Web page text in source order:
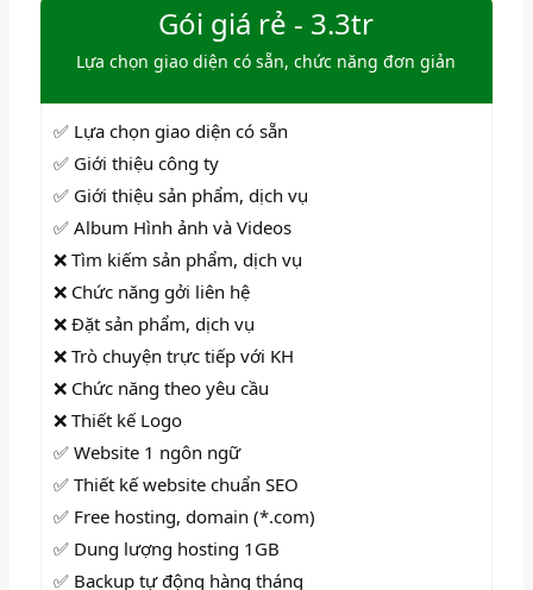
Gói giá rẻ - 3.3tr
Lựa chọn giao diện có sẵn, chức năng đơn giản
✅ Lựa chọn giao diện có sẵn
✅ Giới thiệu công ty
✅ Giới thiệu sản phẩm, dịch vụ
✅ Album Hình ảnh và Videos
❌ Tìm kiếm sản phẩm, dịch vụ
❌ Chức năng gởi liên hệ
❌ Đặt sản phẩm, dịch vụ
❌ Trò chuyện trực tiếp với KH
❌ Chức năng theo yêu cầu
❌ Thiết kế Logo
✅ Website 1 ngôn ngữ
✅ Thiết kế website chuẩn SEO
✅ Free hosting, domain (*.com)
✅ Dung lượng hosting 1GB
✅ Backup tự động hàng tháng